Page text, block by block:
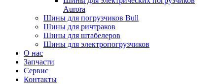
Aurora
Шины для погрузчиков Bull
Шины для ричтраков
Шины для штабелеров
Шины для электропогрузчиков
О нас
Запчасти
Сервис
Контакты